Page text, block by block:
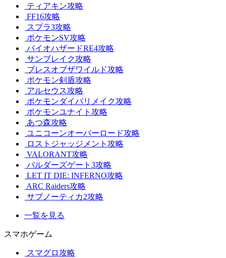
ティアキン攻略
FF16攻略
スプラ3攻略
ポケモンSV攻略
バイオハザードRE4攻略
サンブレイク攻略
ブレスオブザワイルド攻略
ポケモン剣盾攻略
アルセウス攻略
ポケモンダイパリメイク攻略
ポケモンユナイト攻略
あつ森攻略
ユニコーンオーバーロード攻略
ロストジャッジメント攻略
VALORANT攻略
バルダーズゲート3攻略
LET IT DIE: INFERNO攻略
ARC Raiders攻略
サブノーティカ2攻略
一覧を見る
スマホゲーム
スマグロ攻略